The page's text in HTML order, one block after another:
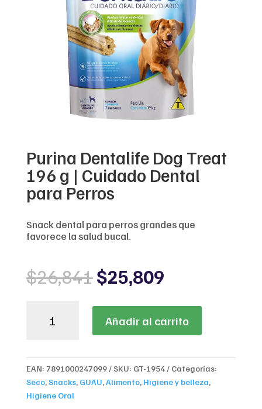
Purina Dentalife Dog Treat
196 g | Cuidado Dental
para Perros
Snack dental para perros grandes que
favorece la salud bucal.
$26,841Original
price
was:
$26,841.
$25,809Current
is:
$25,809.
Dentalife
196
g
|
Cuidado
Añadir al carrito
EAN: 7891000247099 SKU: GT-1954
Categorías:
Seco,Snacks, GUAU,Alimento, Higiene y belleza,
Higiene Oral